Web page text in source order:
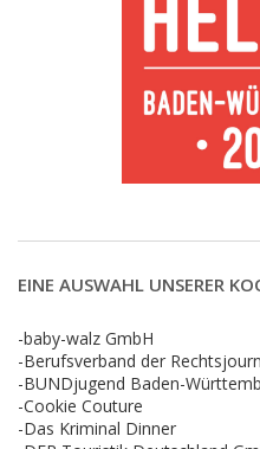
EINE AUSWAHL UNSERER
-baby-walz GmbH
-Berufsverband der
-BUNDjugend Baden-
-Cookie Couture
-Das Kriminal Dinner